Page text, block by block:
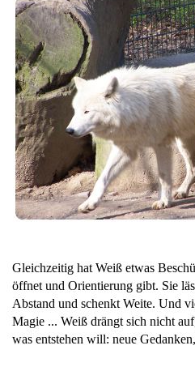
Gleichzeitig hat Weiß etwas
öffnet und Orientierung gibt. Sie
Abstand und schenkt Weite. Und
Magie ... Weiß drängt sich nicht
was entstehen will: neue